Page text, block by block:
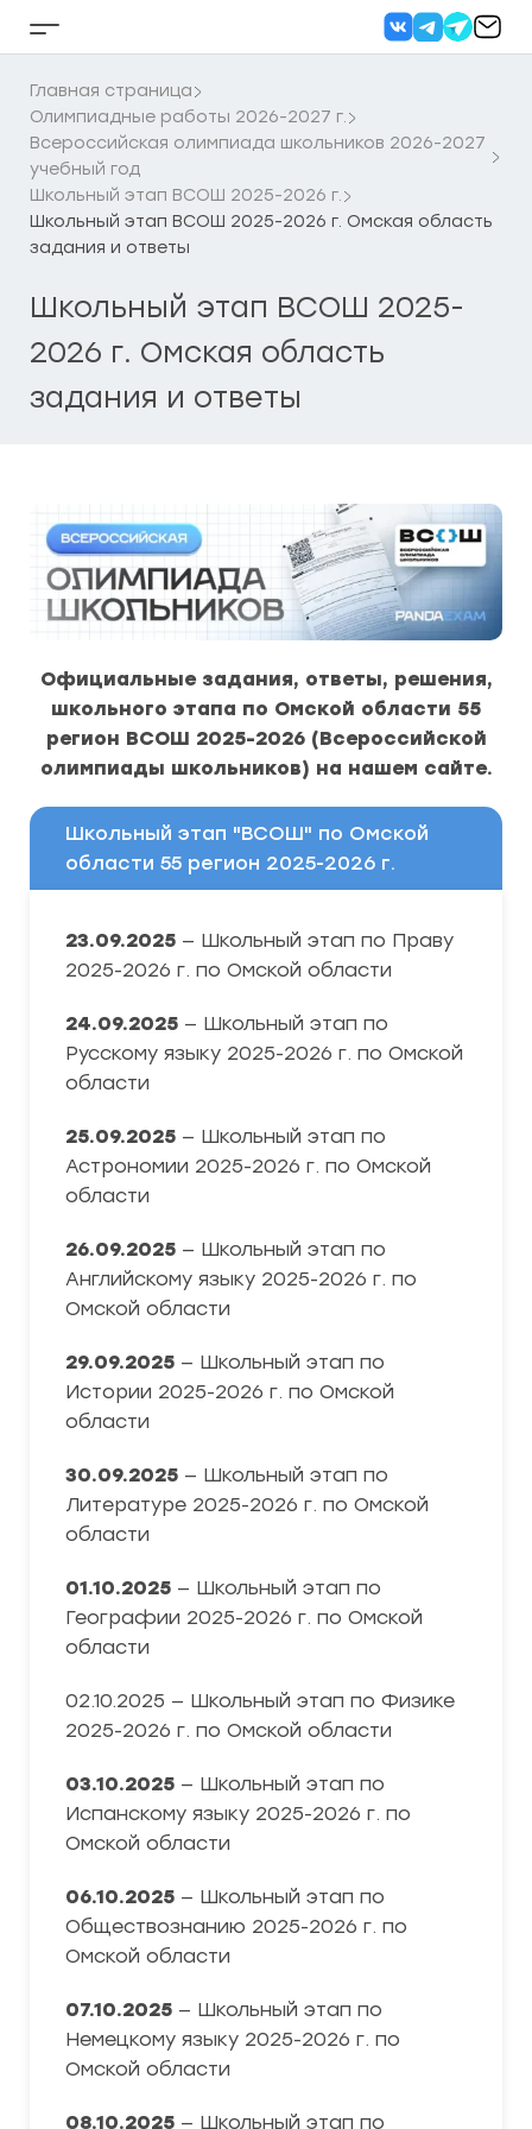
Кнопка
бокового
меню
Главная страница
Олимпиадные работы 2026-2027 г.
Всероссийская олимпиада школьников 2026-2027
учебный год
Школьный этап ВСОШ 2025-2026 г.
Школьный этап ВСОШ 2025-2026 г. Омская область
задания и ответы
Школьный этап ВСОШ 2025-
2026 г. Омская область
задания и ответы
Официальные задания, ответы, решения,
школьного этапа по Омской области 55
регион ВСОШ 2025-2026 (Всероссийской
олимпиады школьников) на нашем сайте.
Школьный этап "ВСОШ" по Омской
области 55 регион 2025-2026 г.
23.09.2025 — Школьный этап по Праву
2025-2026 г. по Омской области
24.09.2025 — Школьный этап по
Русскому языку 2025-2026 г. по Омской
области
25.09.2025 — Школьный этап по
Астрономии 2025-2026 г. по Омской
области
26.09.2025 — Школьный этап по
Английскому языку 2025-2026 г. по
Омской области
29.09.2025 — Школьный этап по
Истории 2025-2026 г. по Омской
области
30.09.2025 — Школьный этап по
Литературе 2025-2026 г. по Омской
области
01.10.2025 — Школьный этап по
Географии 2025-2026 г. по Омской
области
02.10.2025 — Школьный этап по Физике
2025-2026 г. по Омской области
03.10.2025 — Школьный этап по
Испанскому языку 2025-2026 г. по
Омской области
06.10.2025 — Школьный этап по
Обществознанию 2025-2026 г. по
Омской области
07.10.2025 — Школьный этап по
Немецкому языку 2025-2026 г. по
Омской области
08.10.2025 — Школьный этап по